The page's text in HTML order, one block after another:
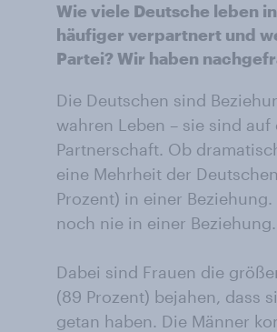
Wie viele Deutsche leben
häufiger verpartnert und
Partei? Wir haben
Die Deutschen sind
wahren Leben – sie sind
Partnerschaft. Ob
eine Mehrheit der
Prozent) in einer
noch nie in einer Beziehung.
Dabei sind Frauen die
(89 Prozent) bejahen, dass
getan haben. Die Männer